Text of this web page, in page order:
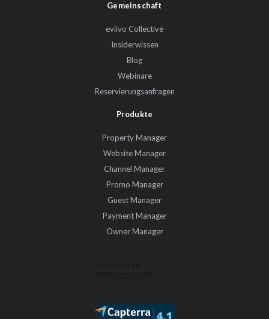
Gemeinschaft
eviivo Collective
Insiderwissen
Blog
Webinare
Reservierungsanfragen
Produkte
Property Manager
Website Manager
Channel Manager
Promo Manager
Guest Manager
Payment Manager
Owner Manager